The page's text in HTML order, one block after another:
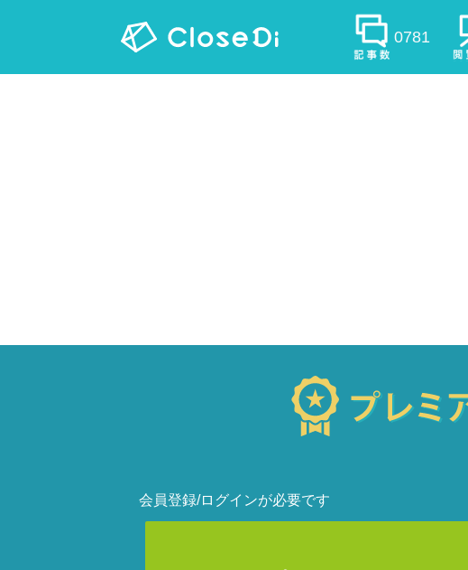
0781
会員登録/ログインが必要です